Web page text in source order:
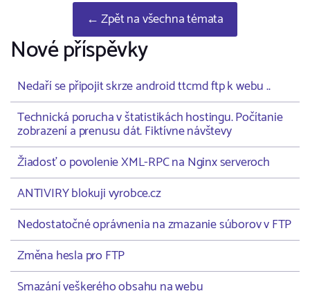
← Zpět na všechna témata
Nové příspěvky
Nedaří se připojit skrze android ttcmd ftp k webu ..
Technická porucha v štatistikách hostingu. Počítanie
zobrazení a prenusu dát. Fiktívne návštevy
Žiadosť o povolenie XML-RPC na Nginx serveroch
ANTIVIRY blokuji vyrobce.cz
Nedostatočné oprávnenia na zmazanie súborov v FTP
Změna hesla pro FTP
Smazání veškerého obsahu na webu